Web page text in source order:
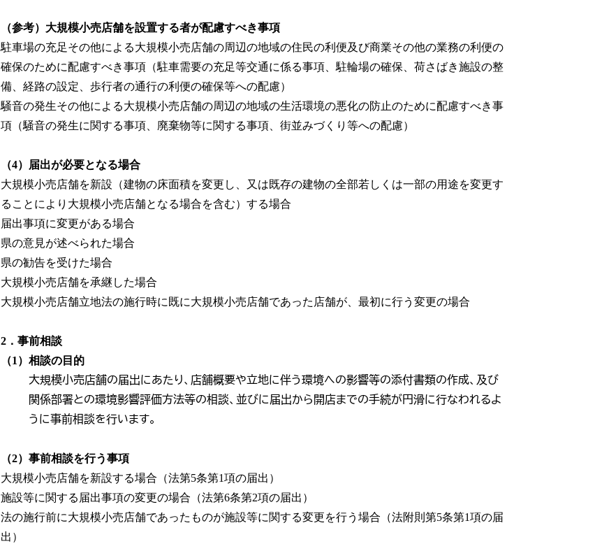
（参考）大規模小売店舗を設置する者が配慮すべき事項
駐車場の充足その他による大規模小売店舗の周辺の地域の住民の利便及び商業その他の業務の利便の
確保のために配慮すべき事項（駐車需要の充足等交通に係る事項、駐輪場の確保、荷さばき施設の整
備、経路の設定、歩行者の通行の利便の確保等への配慮）
騒音の発生その他による大規模小売店舗の周辺の地域の生活環境の悪化の防止のために配慮すべき事
項（騒音の発生に関する事項、廃棄物等に関する事項、街並みづくり等への配慮）
（4）届出が必要となる場合
大規模小売店舗を新設（建物の床面積を変更し、又は既存の建物の全部若しくは一部の用途を変更す
ることにより大規模小売店舗となる場合を含む）する場合
届出事項に変更がある場合
県の意見が述べられた場合
県の勧告を受けた場合
大規模小売店舗を承継した場合
大規模小売店舗立地法の施行時に既に大規模小売店舗であった店舗が、最初に行う変更の場合
2．事前相談
（1）相談の目的
大規模小売店舗の届出にあたり、店舗概要や立地に伴う環境への影響等の添付書類の作成、及び
関係部署との環境影響評価方法等の相談、並びに届出から開店までの手続が円滑に行なわれるよ
うに事前相談を行います。
（2）事前相談を行う事項
大規模小売店舗を新設する場合（法第5条第1項の届出）
施設等に関する届出事項の変更の場合（法第6条第2項の届出）
法の施行前に大規模小売店舗であったものが施設等に関する変更を行う場合（法附則第5条第1項の届
出）